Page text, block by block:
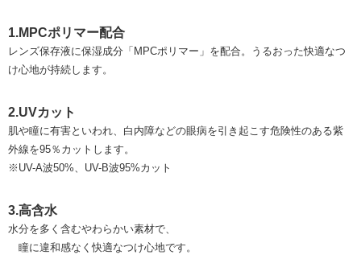
1.MPCポリマー配合
レンズ保存液に保湿成分「MPCポリマー」を配合。うるおった快適なつ
け心地が持続します。
2.UVカット
肌や瞳に有害といわれ、白内障などの眼病を引き起こす危険性のある紫
外線を95％カットします。
※UV-A波50%、UV-B波95%カット
3.高含水
水分を多く含むやわらかい素材で、
瞳に違和感なく快適なつけ心地です。